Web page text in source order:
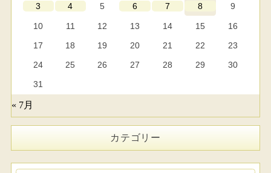
3 4 5 6 7 8 9
10 11 12 13 14 15
16
17
18 19 20 21 22
23
24
25 26 27 28 29
30
31
« 7月
カテゴリー